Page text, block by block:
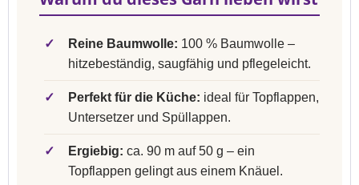
✓ Reine Baumwolle: 100 % Baumwolle –
hitzebeständig, saugfähig und pflegeleicht.
✓ Perfekt für die Küche: ideal für Topflappen,
Untersetzer und Spüllappen.
✓ Ergiebig: ca. 90 m auf 50 g – ein
Topflappen gelingt aus einem Knäuel.